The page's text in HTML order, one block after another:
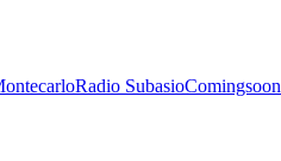
Radio SubasioComingsoon